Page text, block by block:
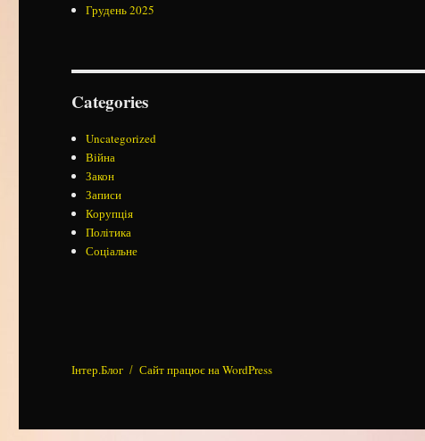
Грудень 2025
Categories
Uncategorized
Війна
Закон
Записи
Корупція
Політика
Соціальне
Інтер.Блог Сайт працює на WordPress